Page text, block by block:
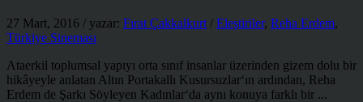
27 Mart, 2016 / yazar: Fırat Çakkalkurt / Eleştiriler, Reha Erdem,
Türkiye Sineması
Ataerkil toplumsal yapıyı orta sınıf insanlar üzerinden gizem dolu bir
hikâyeyle anlatan Altın Portakallı Kusursuzlar‘ın ardından, Reha
Erdem de Şarkı Söyleyen Kadınlar‘da aynı konuya farklı bir ...